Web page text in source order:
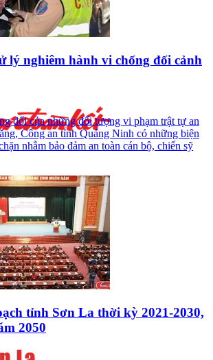
lý nghiêm hành vi chống đối cảnh
đối của những đối tượng vi phạm trật tự an
Công an tỉnh Quảng Ninh có những biện
nhằm bảo đảm an toàn cán bộ, chiến sỹ
tỉnh Sơn La thời kỳ 2021-2030,
2050